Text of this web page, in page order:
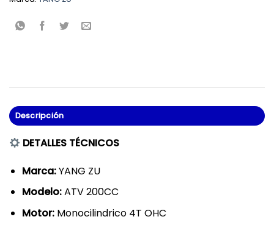
Descripción
DETALLES TÉCNICOS
Marca:YANG ZU
Modelo:ATV 200CC
Motor: Monocilindrico 4T OHC